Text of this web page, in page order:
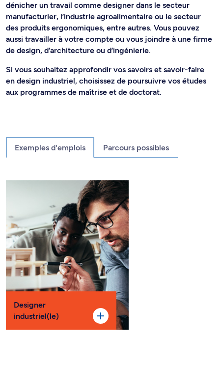
dénicher un travail comme designer dans le secteur
manufacturier, l’industrie agroalimentaire ou le secteur
des produits ergonomiques, entre autres. Vous pouvez
aussi travailler à votre compte ou vous joindre à une firme
de design, d’architecture ou d’ingénierie.
Si vous souhaitez approfondir vos savoirs et savoir-faire
en design industriel, choisissez de poursuivre vos études
aux programmes de maîtrise et de doctorat.
Exemples d'emplois Parcours possibles
Designer
industriel(le)